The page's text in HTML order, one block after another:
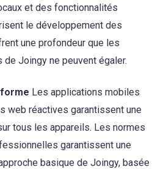
et des fonctionnalités
le développement des
une profondeur que les
Joingy ne peuvent égaler.
Les applications mobiles
web réactives garantissent une
tous les appareils. Les normes
garantissent une
basique de Joingy, basée